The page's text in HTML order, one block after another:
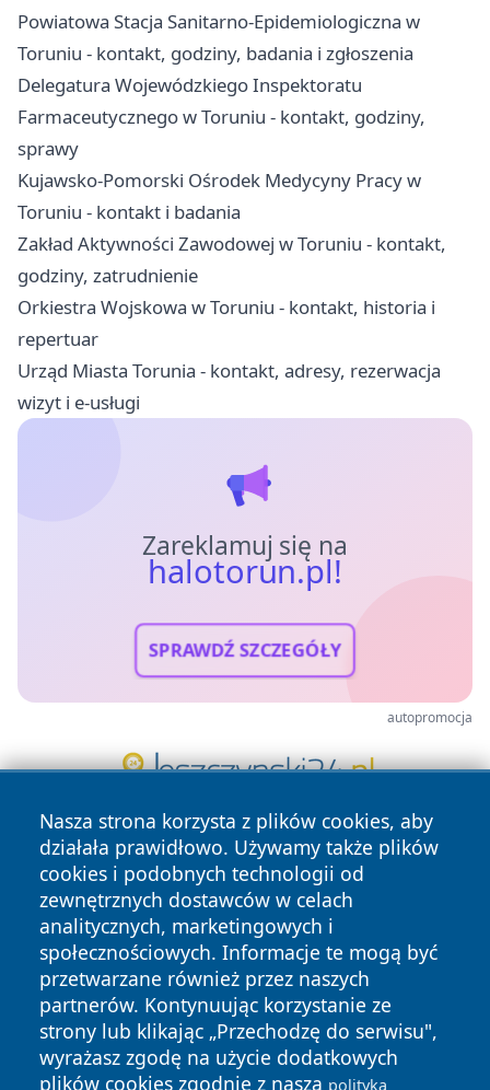
Powiatowa Stacja Sanitarno-Epidemiologiczna w
Toruniu - kontakt, godziny, badania i zgłoszenia
Delegatura Wojewódzkiego Inspektoratu
Farmaceutycznego w Toruniu - kontakt, godziny,
sprawy
Kujawsko-Pomorski Ośrodek Medycyny Pracy w
Toruniu - kontakt i badania
Zakład Aktywności Zawodowej w Toruniu - kontakt,
godziny, zatrudnienie
Orkiestra Wojskowa w Toruniu - kontakt, historia i
repertuar
Urząd Miasta Torunia - kontakt, adresy, rezerwacja
wizyt i e-usługi
Zareklamuj się na
halotorun.pl!
SPRAWDŹ SZCZEGÓŁY
autopromocja
Nasza strona korzysta z plików cookies, aby
działała prawidłowo. Używamy także plików
cookies i podobnych technologii od
zewnętrznych dostawców w celach
analitycznych, marketingowych i
społecznościowych. Informacje te mogą być
przetwarzane również przez naszych
partnerów. Kontynuując korzystanie ze
strony lub klikając „Przechodzę do serwisu",
wyrażasz zgodę na użycie dodatkowych
plików cookies zgodnie z naszą polityką
Copyright © 2026 halotorun.pl Wszystkie prawa zastrzeżone.
News Autorzy
Polityka
Prywatności
Polityka
Cookies